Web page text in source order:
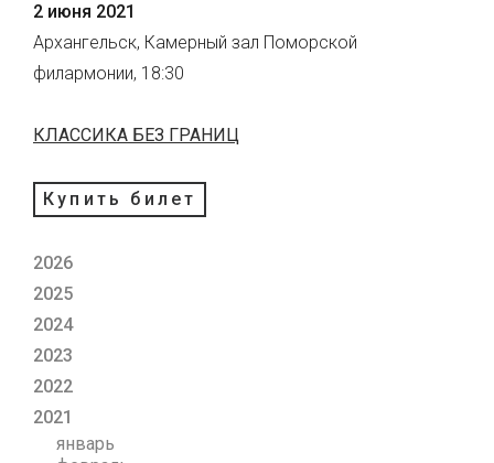
2 июня 2021
Архангельск, Камерный зал Поморской
филармонии, 18:30
КЛАССИКА БЕЗ ГРАНИЦ
Купить билет
2026
2025
2024
2023
2022
2021
январь